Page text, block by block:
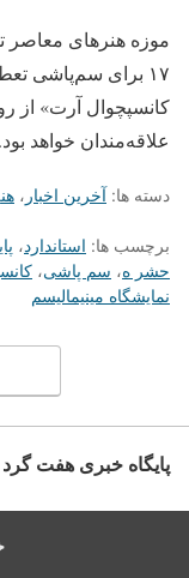
۱۷ برای سم‌پاشی
علاقه‌مندان خواهد بود.
دسته ها: آخرین اخبار ،
برچسب ها: استاندارد،
حشر ه، سم پاشی،
نمایشگاه مینیمالیسم
پایگاه خبری هفت گرد